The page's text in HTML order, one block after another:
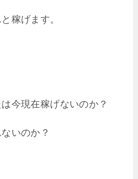
稼げます。
今現在稼げないのか？
いのか？